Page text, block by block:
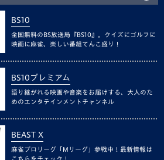
BS10
全国無料のBS放送局『BS10』。クイズにゴルフに
映画に麻雀、楽しい番組てんこ盛り！
BS10プレミアム
語り継がれる映画や音楽をお届けする、大人のた
めのエンタテインメントチャンネル
BEAST X
麻雀プロリーグ「Mリーグ」参戦中！最新情報は
こちらをチェック！